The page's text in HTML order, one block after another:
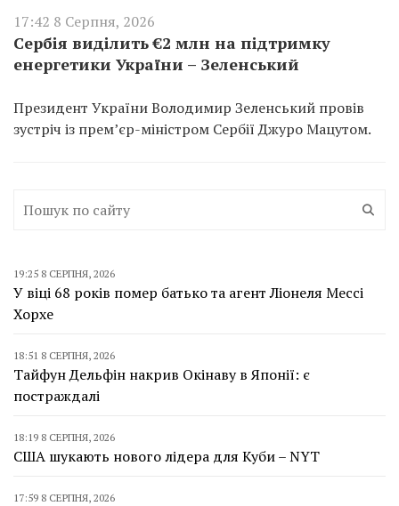
17:42 8 Серпня, 2026
Сербія виділить €2 млн на підтримку
енергетики України – Зеленський
Президент України Володимир Зеленський провів
зустріч із прем’єр-міністром Сербії Джуро Мацутом.
19:25 8 СЕРПНЯ, 2026
У віці 68 років помер батько та агент Ліонеля Мессі
Хорхе
18:51 8 СЕРПНЯ, 2026
Тайфун Дельфін накрив Окінаву в Японії: є
постраждалі
18:19 8 СЕРПНЯ, 2026
США шукають нового лідера для Куби – NYT
17:59 8 СЕРПНЯ, 2026